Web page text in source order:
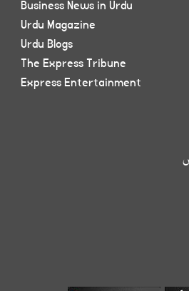
Business News in Urdu
Urdu Magazine
Urdu Blogs
The Express Tribune
Express Entertainment